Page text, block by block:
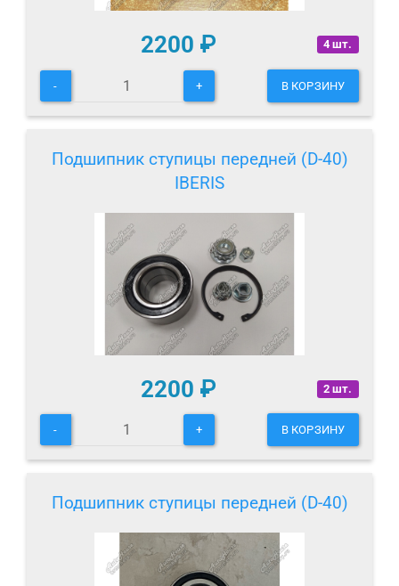
4 шт.
2200 ₽
- + В КОРЗИНУ
Подшипник ступицы передней (D-40)
IBERIS
2 шт.
2200 ₽
- + В КОРЗИНУ
Подшипник ступицы передней (D-40)